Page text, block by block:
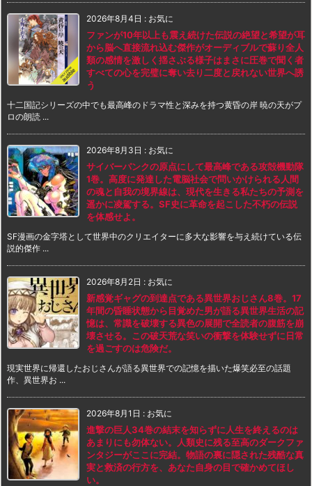
2026年8月4日 : お気に
ファンが10年以上も震え続けた伝説の絶望と希望が耳
から脳へ直接流れ込む傑作がオーディブルで蘇り全人
類の感情を激しく揺さぶる様子はまさに圧巻で聞く者
すべての心を完璧に奪い去り二度と戻れない世界へ誘
う
十二国記シリーズの中でも最高峰のドラマ性と深みを持つ黄昏の岸 暁の天がプ
ロの朗読 ...
2026年8月3日 : お気に
サイバーパンクの原点にして最高峰である攻殻機動隊
1巻。高度に発達した電脳社会で問いかけられる人間
の魂と自我の境界線は、現代を生きる私たちの予測を
遥かに凌駕する。SF史に革命を起こした不朽の伝説
を体感せよ。
SF漫画の金字塔として世界中のクリエイターに多大な影響を与え続けている伝
説的傑作 ...
2026年8月2日 : お気に
新感覚ギャグの到達点である異世界おじさん8巻。17
年間の昏睡状態から目覚めた男が語る異世界生活の記
憶は、常識を破壊する異色の展開で全読者の腹筋を崩
壊させる。この破天荒な笑いの衝撃を体験せずに日常
を過ごすのは危険だ。
現実世界に帰還したおじさんが語る異世界での記憶を描いた爆笑必至の話題
作、異世界お ...
2026年8月1日 : お気に
進撃の巨人34巻の結末を知らずに人生を終えるのは
あまりにも勿体ない。人類史に残る至高のダークファ
ンタジーがここに完結。物語の裏に隠された残酷な真
実と救済の行方を、あなた自身の目で確かめてほし
い。